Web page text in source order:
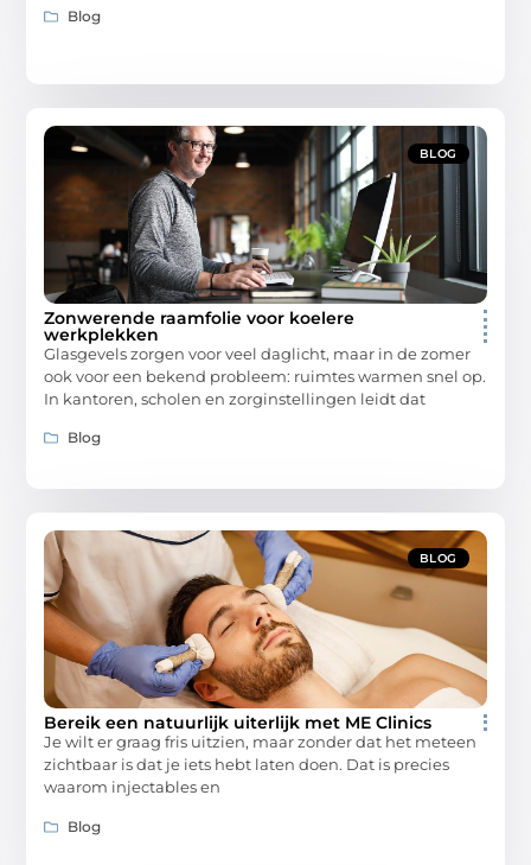
Blog
BLOG
Zonwerende raamfolie voor koelere
werkplekken
Glasgevels zorgen voor veel daglicht, maar in de zomer
ook voor een bekend probleem: ruimtes warmen snel op.
In kantoren, scholen en zorginstellingen leidt dat
Blog
BLOG
Bereik een natuurlijk uiterlijk met ME Clinics
Je wilt er graag fris uitzien, maar zonder dat het meteen
zichtbaar is dat je iets hebt laten doen. Dat is precies
waarom injectables en
Blog